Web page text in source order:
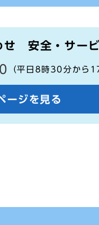
せ安全・サー
（平日8時30分から
ージを見る